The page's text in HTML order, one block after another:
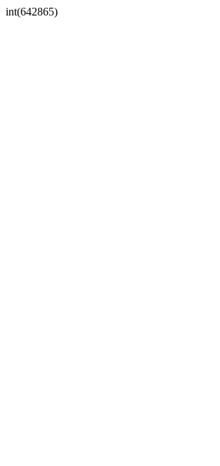
int(642865)